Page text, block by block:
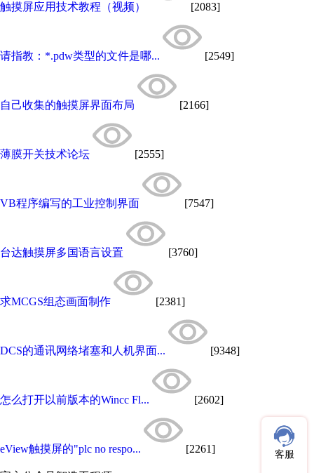
触摸屏应用技术教程（视频） [2083]
请指教：*.pdw类型的文件是哪... [2549]
自己收集的触摸屏界面布局 [2166]
薄膜开关技术论坛 [2555]
VB程序编写的工业控制界面 [7547]
台达触摸屏多国语言设置 [3760]
求MCGS组态画面制作 [2381]
DCS的通讯网络堵塞和人机界面... [9348]
怎么打开以前版本的Wincc Fl... [2602]
eView触摸屏的"plc no respo... [2261] 客服